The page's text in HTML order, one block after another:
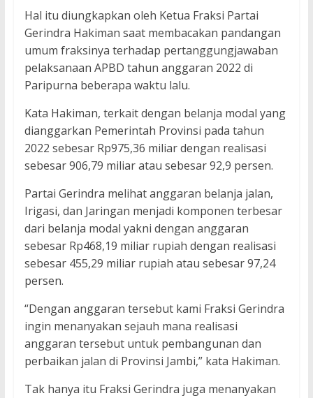
Hal itu diungkapkan oleh Ketua Fraksi Partai
Gerindra Hakiman saat membacakan pandangan
umum fraksinya terhadap pertanggungjawaban
pelaksanaan APBD tahun anggaran 2022 di
Paripurna beberapa waktu lalu.
Kata Hakiman, terkait dengan belanja modal yang
dianggarkan Pemerintah Provinsi pada tahun
2022 sebesar Rp975,36 miliar dengan realisasi
sebesar 906,79 miliar atau sebesar 92,9 persen.
Partai Gerindra melihat anggaran belanja jalan,
Irigasi, dan Jaringan menjadi komponen terbesar
dari belanja modal yakni dengan anggaran
sebesar Rp468,19 miliar rupiah dengan realisasi
sebesar 455,29 miliar rupiah atau sebesar 97,24
persen.
“Dengan anggaran tersebut kami Fraksi Gerindra
ingin menanyakan sejauh mana realisasi
anggaran tersebut untuk pembangunan dan
perbaikan jalan di Provinsi Jambi,” kata Hakiman.
Tak hanya itu Fraksi Gerindra juga menanyakan